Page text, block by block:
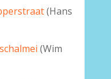
(Hans
(Wim